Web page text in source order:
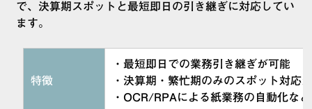
で、決算期スポットと最短即日の引き継ぎに対応してい
ます。
特徴
・最短即日での業務引き継ぎが可能
・決算期・繁忙期のみのスポット対応
・OCR/RPAによる紙業務の自動化な